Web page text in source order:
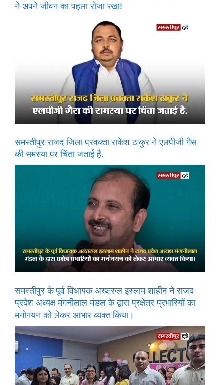
ने अपने जीवन का पहला रोजा रखा!
समस्तीपुर राजद जिला प्रवक्ता राकेश ठाकुर ने एलपीजी गैस
की समस्या पर चिंता जताई है.
समस्तीपुर के पूर्व विधायक अख्तरुल इस्लाम शाहीन ने राजद
प्रदेश अध्यक्ष मंगनीलाल मंडल के द्वारा प्रक्षेत्र प्रभारियों का
मनोनयन को लेकर आभार व्यक्त किया।